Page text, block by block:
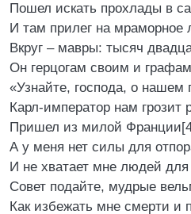
Пошел искать прохлады в
И там прилег на мраморное
Вкруг – мавры: тысяч
Он герцогам своим и
«Узнайте, господа, о нашем
Карл-император нам грозит
Пришел из милой
А у меня нет силы для
И не хватает мне людей для
Совет подайте, мудрые
Как избежать мне смерти и